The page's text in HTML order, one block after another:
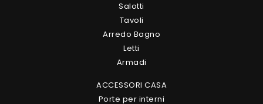
Salotti
Tavoli
Arredo Bagno
Letti
Armadi
ACCESSORI CASA
Porte per interni